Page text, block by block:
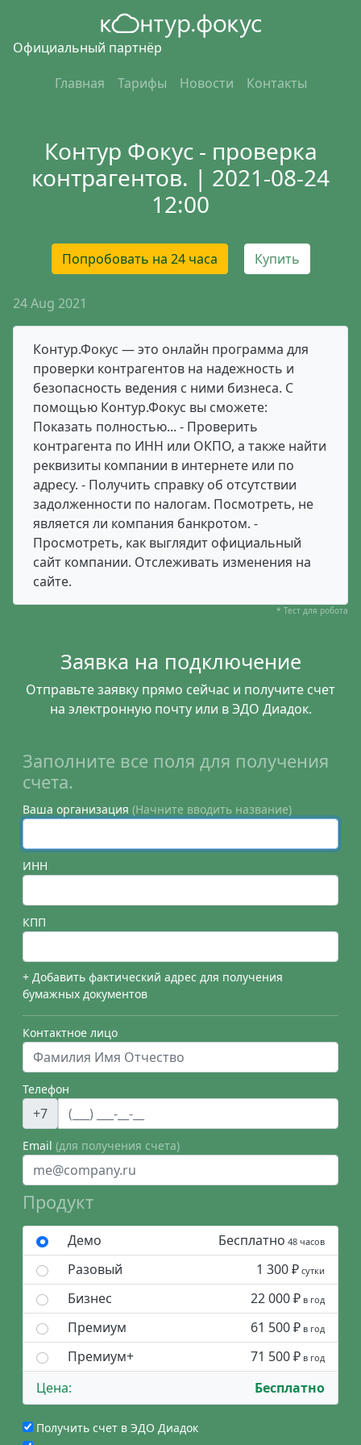
Официальный партнёр
Главная
Тарифы Новости Контакты
Контур Фокус - проверка
контрагентов. | 2021-08-24
12:00
Попробовать на 24 часа Купить
24 Aug 2021
Контур.Фокус — это онлайн программа для
проверки контрагентов на надежность и
безопасность ведения с ними бизнеса. С
помощью Контур.Фокус вы сможете:
Показать полностью... - Проверить
контрагента по ИНН или ОКПО, а также найти
реквизиты компании в интернете или по
адресу. - Получить справку об отсутствии
задолженности по налогам. Посмотреть, не
является ли компания банкротом. -
Просмотреть, как выглядит официальный
сайт компании. Отслеживать изменения на
сайте.
* Тест для робота
Заявка на подключение
Отправьте заявку прямо сейчас и получите счет
на электронную почту или в ЭДО Диадок.
Заполните все поля для получения
счета.
Ваша организация (Начните вводить название)
ИНН
КПП
+ Добавить фактический адрес для получения
бумажных документов
Контактное лицо
Телефон
+7
Email (для получения счета)
Продукт
Демо Бесплатно 48 часов
Разовый 1 300 ₽ сутки
Бизнес 22 000 ₽ в год
Премиум 61 500 ₽ в год
Премиум+ 71 500 ₽ в год
Цена: Бесплатно
Получить счет в ЭДО Диадок